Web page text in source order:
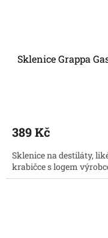
Sklenice Grappa
je
z
5
hvězdiček.
389 Kč
Sklenice na destiláty,
krabičce s logem